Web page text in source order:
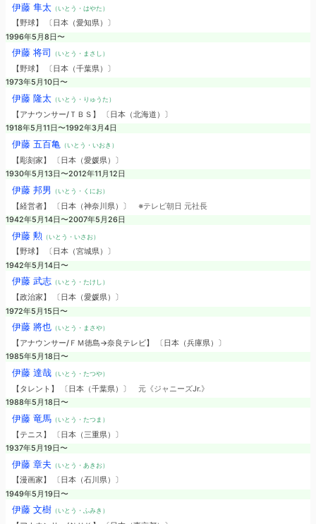
伊藤 隼太（いとう・はやた）
【野球】 〔日本（愛知県）〕
1996年5月8日〜
伊藤 将司 （いとう・まさし）
【野球】 〔日本（千葉県）〕
1973年5月10日〜
伊藤 隆太（いとう・りゅうた）
【アナウンサー/ＴＢＳ】 〔日本（北海道）〕
1918年5月11日〜1992年3月4日
伊藤 五百亀 （いとう・いおき）
【彫刻家】 〔日本（愛媛県）〕
1930年5月13日〜2012年11月12日
伊藤 邦男 （いとう・くにお）
【経営者】 〔日本（神奈川県）〕 ※テレビ朝日 元社長
1942年5月14日〜2007年5月26日
伊藤 勲 （いとう・いさお）
【野球】 〔日本（宮城県）〕
1942年5月14日〜
伊藤 武志（いとう・たけし）
【政治家】 〔日本（愛媛県）〕
1972年5月15日〜
伊藤 將也（いとう・まさや）
【アナウンサー/ＦＭ徳島→奈良テレビ】 〔日本（兵庫県）〕
1985年5月18日〜
伊藤 達哉（いとう・たつや）
【タレント】 〔日本（千葉県）〕 元《ジャニーズJr.》
1988年5月18日〜
伊藤 竜馬（いとう・たつま）
【テニス】 〔日本（三重県）〕
1937年5月19日〜
伊藤 章夫 （いとう・あきお）
【漫画家】 〔日本（石川県）〕
1949年5月19日〜
伊藤 文樹（いとう・ふみき）